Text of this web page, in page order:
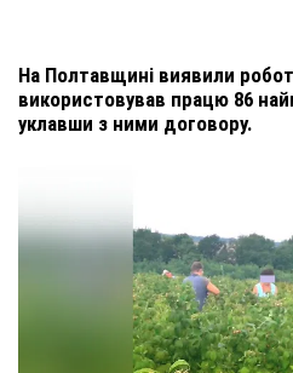
На Полтавщині виявили
використовував працю 86
уклавши з ними договору.